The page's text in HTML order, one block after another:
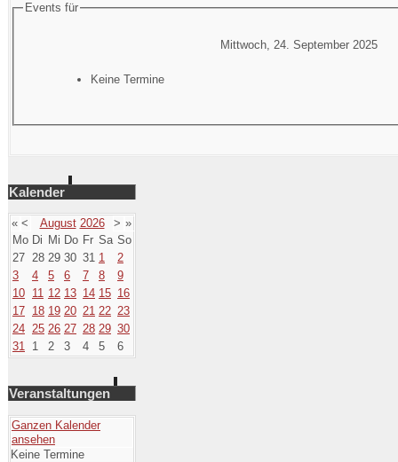
Events für
Mittwoch, 24. September 2025
Keine Termine
Kalender
« < August 2026 > »
Mo Di Mi Do Fr Sa So
27 28 29 30 31 1
2
3
4 5 6 7 8
9
10 11 12 13 14 15 16
17 18 19 20 21 22 23
24 25 26 27 28 29 30
31 1 2 3 4 5 6
Veranstaltungen
Ganzen Kalender
ansehen
Keine Termine